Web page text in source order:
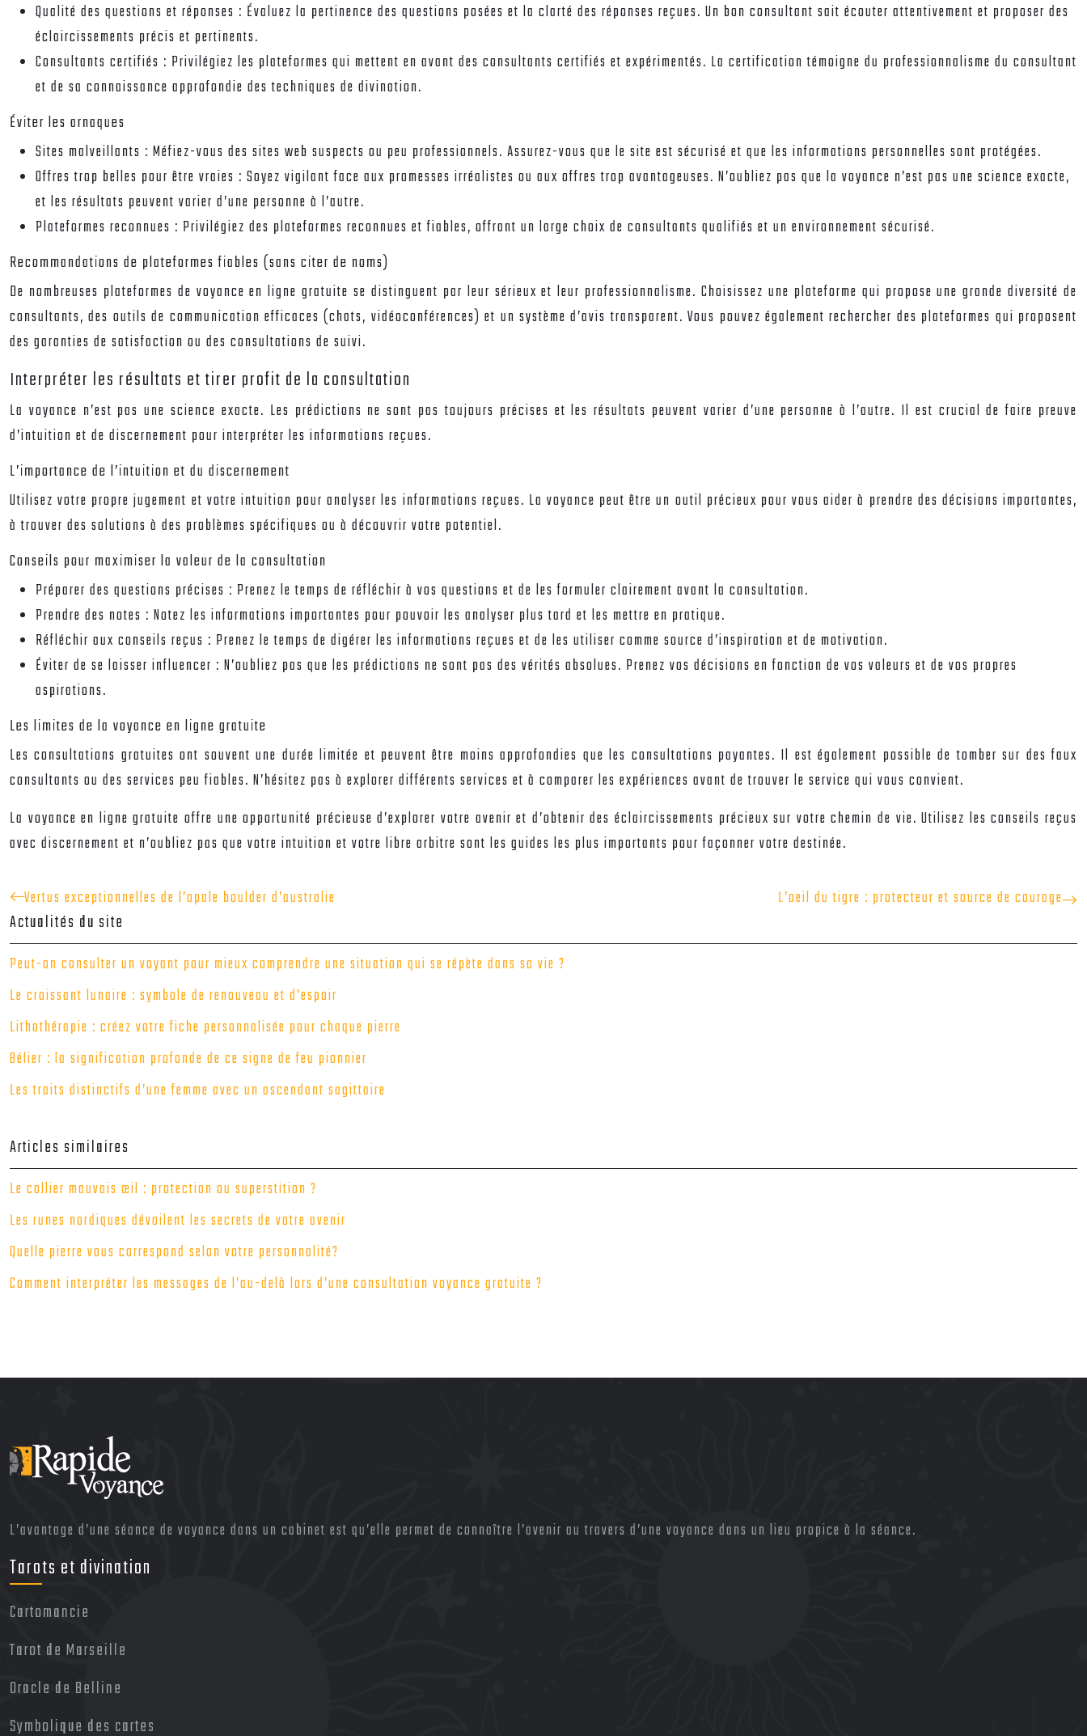
Qualité des questions et réponses : Évaluez la pertinence des questions posées et la clarté des réponses reçues. Un bon consultant sait écouter attentivement et proposer des
éclaircissements précis et pertinents.
Consultants certifiés : Privilégiez les plateformes qui mettent en avant des consultants certifiés et expérimentés. La certification témoigne du professionnalisme du consultant
et de sa connaissance approfondie des techniques de divination.
Éviter les arnaques
Sites malveillants : Méfiez-vous des sites web suspects ou peu professionnels. Assurez-vous que le site est sécurisé et que les informations personnelles sont protégées.
Offres trop belles pour être vraies : Soyez vigilant face aux promesses irréalistes ou aux offres trop avantageuses. N’oubliez pas que la voyance n’est pas une science exacte,
et les résultats peuvent varier d’une personne à l’autre.
Plateformes reconnues : Privilégiez des plateformes reconnues et fiables, offrant un large choix de consultants qualifiés et un environnement sécurisé.
Recommandations de plateformes fiables (sans citer de noms)
De nombreuses plateformes de voyance en ligne gratuite se distinguent par leur sérieux et leur professionnalisme. Choisissez une plateforme qui propose une grande diversité de
consultants, des outils de communication efficaces (chats, vidéoconférences) et un système d’avis transparent. Vous pouvez également rechercher des plateformes qui proposent
des garanties de satisfaction ou des consultations de suivi.
Interpréter les résultats et tirer profit de la consultation
La voyance n’est pas une science exacte. Les prédictions ne sont pas toujours précises et les résultats peuvent varier d’une personne à l’autre. Il est crucial de faire preuve
d’intuition et de discernement pour interpréter les informations reçues.
L’importance de l’intuition et du discernement
Utilisez votre propre jugement et votre intuition pour analyser les informations reçues. La voyance peut être un outil précieux pour vous aider à prendre des décisions importantes,
à trouver des solutions à des problèmes spécifiques ou à découvrir votre potentiel.
Conseils pour maximiser la valeur de la consultation
Préparer des questions précises : Prenez le temps de réfléchir à vos questions et de les formuler clairement avant la consultation.
Prendre des notes : Notez les informations importantes pour pouvoir les analyser plus tard et les mettre en pratique.
Réfléchir aux conseils reçus : Prenez le temps de digérer les informations reçues et de les utiliser comme source d’inspiration et de motivation.
Éviter de se laisser influencer : N’oubliez pas que les prédictions ne sont pas des vérités absolues. Prenez vos décisions en fonction de vos valeurs et de vos propres
aspirations.
Les limites de la voyance en ligne gratuite
Les consultations gratuites ont souvent une durée limitée et peuvent être moins approfondies que les consultations payantes. Il est également possible de tomber sur des faux
consultants ou des services peu fiables. N’hésitez pas à explorer différents services et à comparer les expériences avant de trouver le service qui vous convient.
La voyance en ligne gratuite offre une opportunité précieuse d’explorer votre avenir et d’obtenir des éclaircissements précieux sur votre chemin de vie. Utilisez les conseils reçus
avec discernement et n’oubliez pas que votre intuition et votre libre arbitre sont les guides les plus importants pour façonner votre destinée.
Vertus exceptionnelles de l’opale boulder d’australie L’oeil du tigre : protecteur et source de courage
Actualités du site
Peut-on consulter un voyant pour mieux comprendre une situation qui se répète dans sa vie ?
Le croissant lunaire : symbole de renouveau et d’espoir
Lithothérapie : créez votre fiche personnalisée pour chaque pierre
Bélier : la signification profonde de ce signe de feu pionnier
Les traits distinctifs d’une femme avec un ascendant sagittaire
Articles similaires
Le collier mauvais œil : protection ou superstition ?
Les runes nordiques dévoilent les secrets de votre avenir
Quelle pierre vous correspond selon votre personnalité?
Comment interpréter les messages de l’au-delà lors d’une consultation voyance gratuite ?
L’avantage d’une séance de voyance dans un cabinet est qu’elle permet de connaître l’avenir au travers d’une voyance dans un lieu propice à la séance.
Tarots et divination
Cartomancie
Tarot de Marseille
Oracle de Belline
Symbolique des cartes